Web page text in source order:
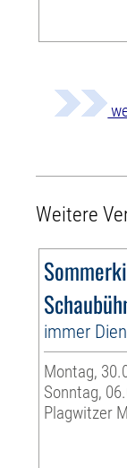
Weitere
immer
Montag,
Sonntag,
Plagwitzer